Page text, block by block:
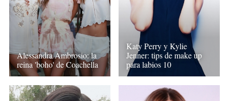
Alessandra Ambrosio: la
reina 'boho' de Coachella
Katy Perry y Kylie
Jenner: tips de make up
para labios 10